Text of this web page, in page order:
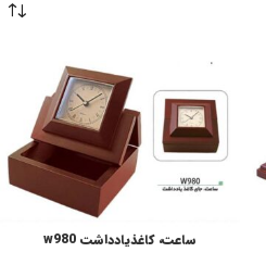
ساعت، کاغذیادداشت w980